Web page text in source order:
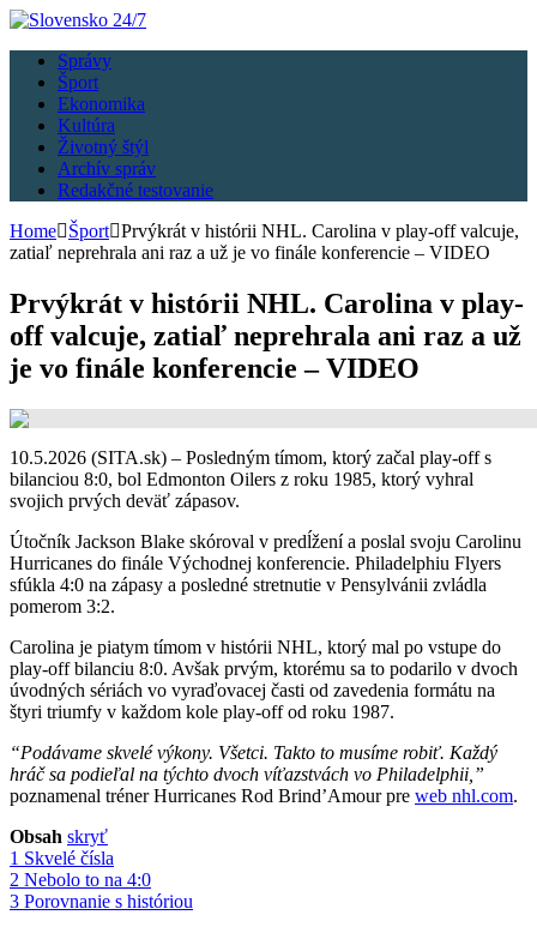
Správy
Šport
Ekonomika
Kultúra
Životný štýl
Archív správ
Redakčné testovanie
Home
Šport Prvýkrát v histórii NHL. Carolina v play-off valcuje,
zatiaľ neprehrala ani raz a už je vo finále konferencie – VIDEO
Prvýkrát v histórii NHL. Carolina v play-
off valcuje, zatiaľ neprehrala ani raz a už
je vo finále konferencie – VIDEO
10.5.2026 (SITA.sk) – Posledným tímom, ktorý začal play-off s
bilanciou 8:0, bol Edmonton Oilers z roku 1985, ktorý vyhral
svojich prvých deväť zápasov.
Útočník Jackson Blake skóroval v predĺžení a poslal svoju Carolinu
Hurricanes do finále Východnej konferencie. Philadelphiu Flyers
sfúkla 4:0 na zápasy a posledné stretnutie v Pensylvánii zvládla
pomerom 3:2.
Carolina je piatym tímom v histórii NHL, ktorý mal po vstupe do
play-off bilanciu 8:0. Avšak prvým, ktorému sa to podarilo v dvoch
úvodných sériách vo vyraďovacej časti od zavedenia formátu na
štyri triumfy v každom kole play-off od roku 1987.
“Podávame skvelé výkony. Všetci. Takto to musíme robiť. Každý
hráč sa podieľal na týchto dvoch víťazstvách vo Philadelphii,”
poznamenal tréner Hurricanes Rod Brind’Amour pre web nhl.com.
Obsah skryť
1 Skvelé čísla
2 Nebolo to na 4:0
3 Porovnanie s históriou